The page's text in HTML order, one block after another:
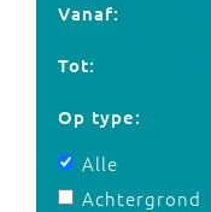
Vanaf:
Tot:
Op type:
Alle
Achtergrond